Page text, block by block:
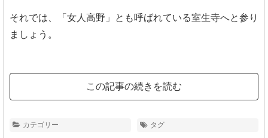
それでは、「女人高野」とも呼ばれている室生寺へと参り
ましょう。
この記事の続きを読む
カテゴリー タグ